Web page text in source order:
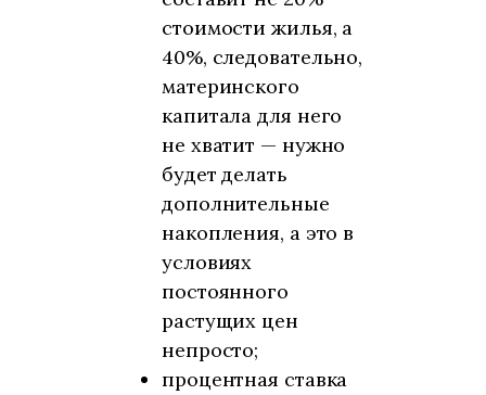
стоимости жилья, а
40%, следовательно,
материнского
капитала для него
не хватит — нужно
будет делать
дополнительные
накопления, а это в
условиях
постоянного
растущих цен
непросто;
процентная ставка